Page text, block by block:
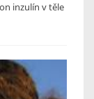
inzulín v těle